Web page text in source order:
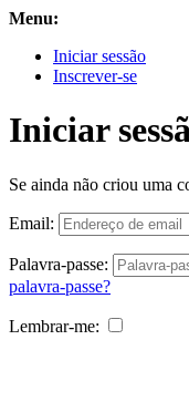
Menu:
Iniciar sessão
Inscrever-se
Iniciar
Se ainda não criou uma
Email:
Palavra-passe:
palavra-passe?
Lembrar-me: